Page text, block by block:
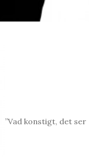
”Vad konstigt, det ser